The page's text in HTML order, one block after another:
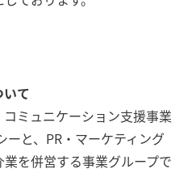
て
ミュニケーション支援事業
ーと、PR・マーケティング
を併営する事業グループで